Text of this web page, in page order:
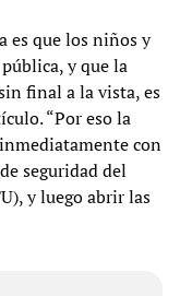
es que los niños y
y que la
final a la vista, es
“Por eso la
con
seguridad del
y luego abrir las